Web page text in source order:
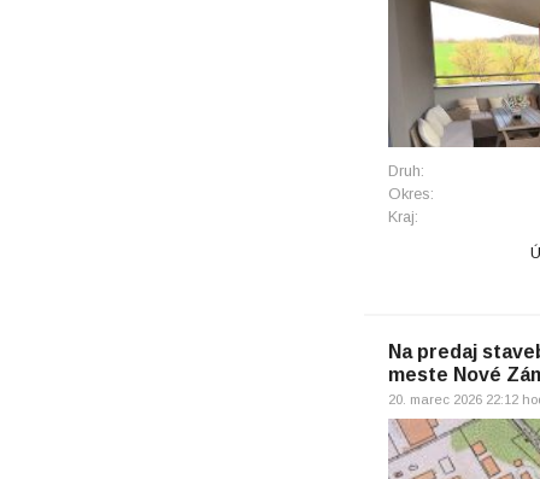
Druh:
Okres:
Kraj:
Na predaj
meste Nové
20. marec 2026 22:12